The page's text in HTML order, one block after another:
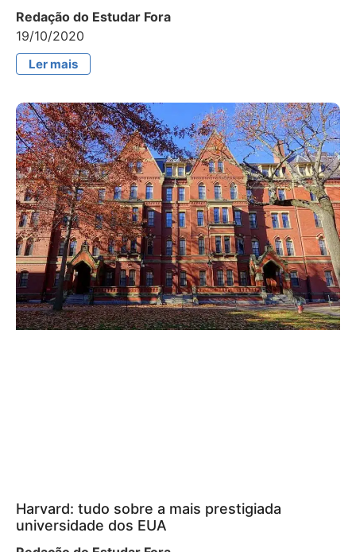
Redação do Estudar Fora
19/10/2020
Ler mais
Harvard: tudo sobre a mais prestigiada
universidade dos EUA